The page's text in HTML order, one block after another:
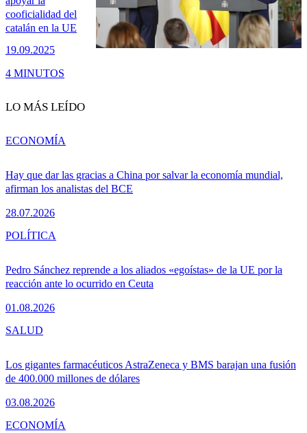
cooficialidad del
catalán en la UE
19.09.2025
4 MINUTOS
LO MÁS LEÍDO
Hay que dar las gracias a China por salvar la economía mundial,
afirman los analistas del BCE
28.07.2026
ECONOMÍA
Pedro Sánchez reprende a los aliados «egoístas» de la UE por la
reacción ante lo ocurrido en Ceuta
01.08.2026
POLÍTICA
Los gigantes farmacéuticos AstraZeneca y BMS barajan una fusión
de 400.000 millones de dólares
03.08.2026
SALUD
ECONOMÍA